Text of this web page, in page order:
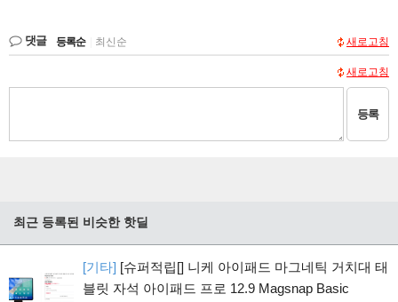
댓글 등록순 최신순 새로고침
새로고침
등록
최근 등록된 비슷한 핫딜
[기타] [슈퍼적립[] 니케 아이패드 마그네틱 거치대 태
블릿 자석 아이패드 프로 12.9 Magsnap Basic